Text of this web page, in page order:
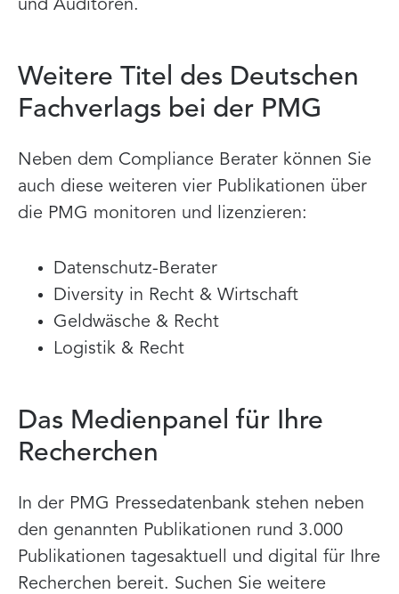
und Auditoren.
Weitere Titel des Deutschen
Fachverlags bei der PMG
Neben dem Compliance Berater können Sie
auch diese weiteren vier Publikationen über
die PMG monitoren und lizenzieren:
Datenschutz-Berater
Diversity in Recht & Wirtschaft
Geldwäsche & Recht
Logistik & Recht
Das Medienpanel für Ihre
Recherchen
In der PMG Pressedatenbank stehen neben
den genannten Publikationen rund 3.000
Publikationen tagesaktuell und digital für Ihre
Recherchen bereit. Suchen Sie weitere